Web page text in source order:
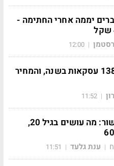
יממה אחרי החתימה -
|
12:00
קריית שרת: 138 עסקאות בשנה, והמחיר
|
11:52
פנסיה לפי עשור: מה עושים בגיל 20,
| ענת גלעד |
11:51